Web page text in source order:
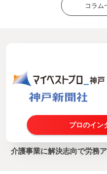
コラム
プロのイン
介護事業に解決志向で労務